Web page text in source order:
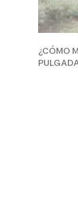
¿CÓMO